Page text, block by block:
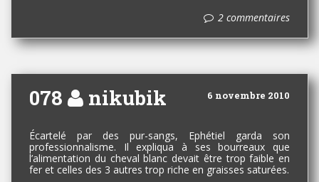
2 commentaires
078 6 novembre 2010
nikubik
Écartelé par des pur-sangs, Ephétiel garda son
professionnalisme. Il expliqua à ses bourreaux que
l’alimentation du cheval blanc devait être trop faible en
fer et celles des 3 autres trop riche en graisses saturées.